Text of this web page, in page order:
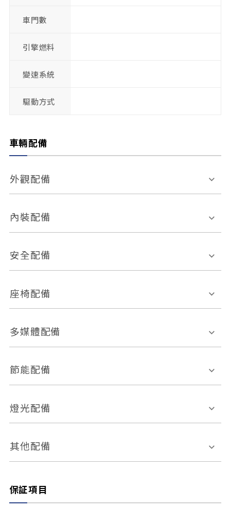
車門數
引擎燃料
變速系統
驅動方式
車輛配備
外觀配備
電動天窗
後視鏡方向指示燈
內裝配備
多功能方向盤
恆溫空調
安全配備
前座正面氣囊
ABS防鎖死
車道偏離警示
自動停車系統 盲點偵測系統
倒車雷達
座椅配備
皮椅
無
有
多媒體配備
外部音源接入
節能配備
引擎啟閉系統
燈光配備
感應頭燈
頭燈光源
其他配備
保証項目